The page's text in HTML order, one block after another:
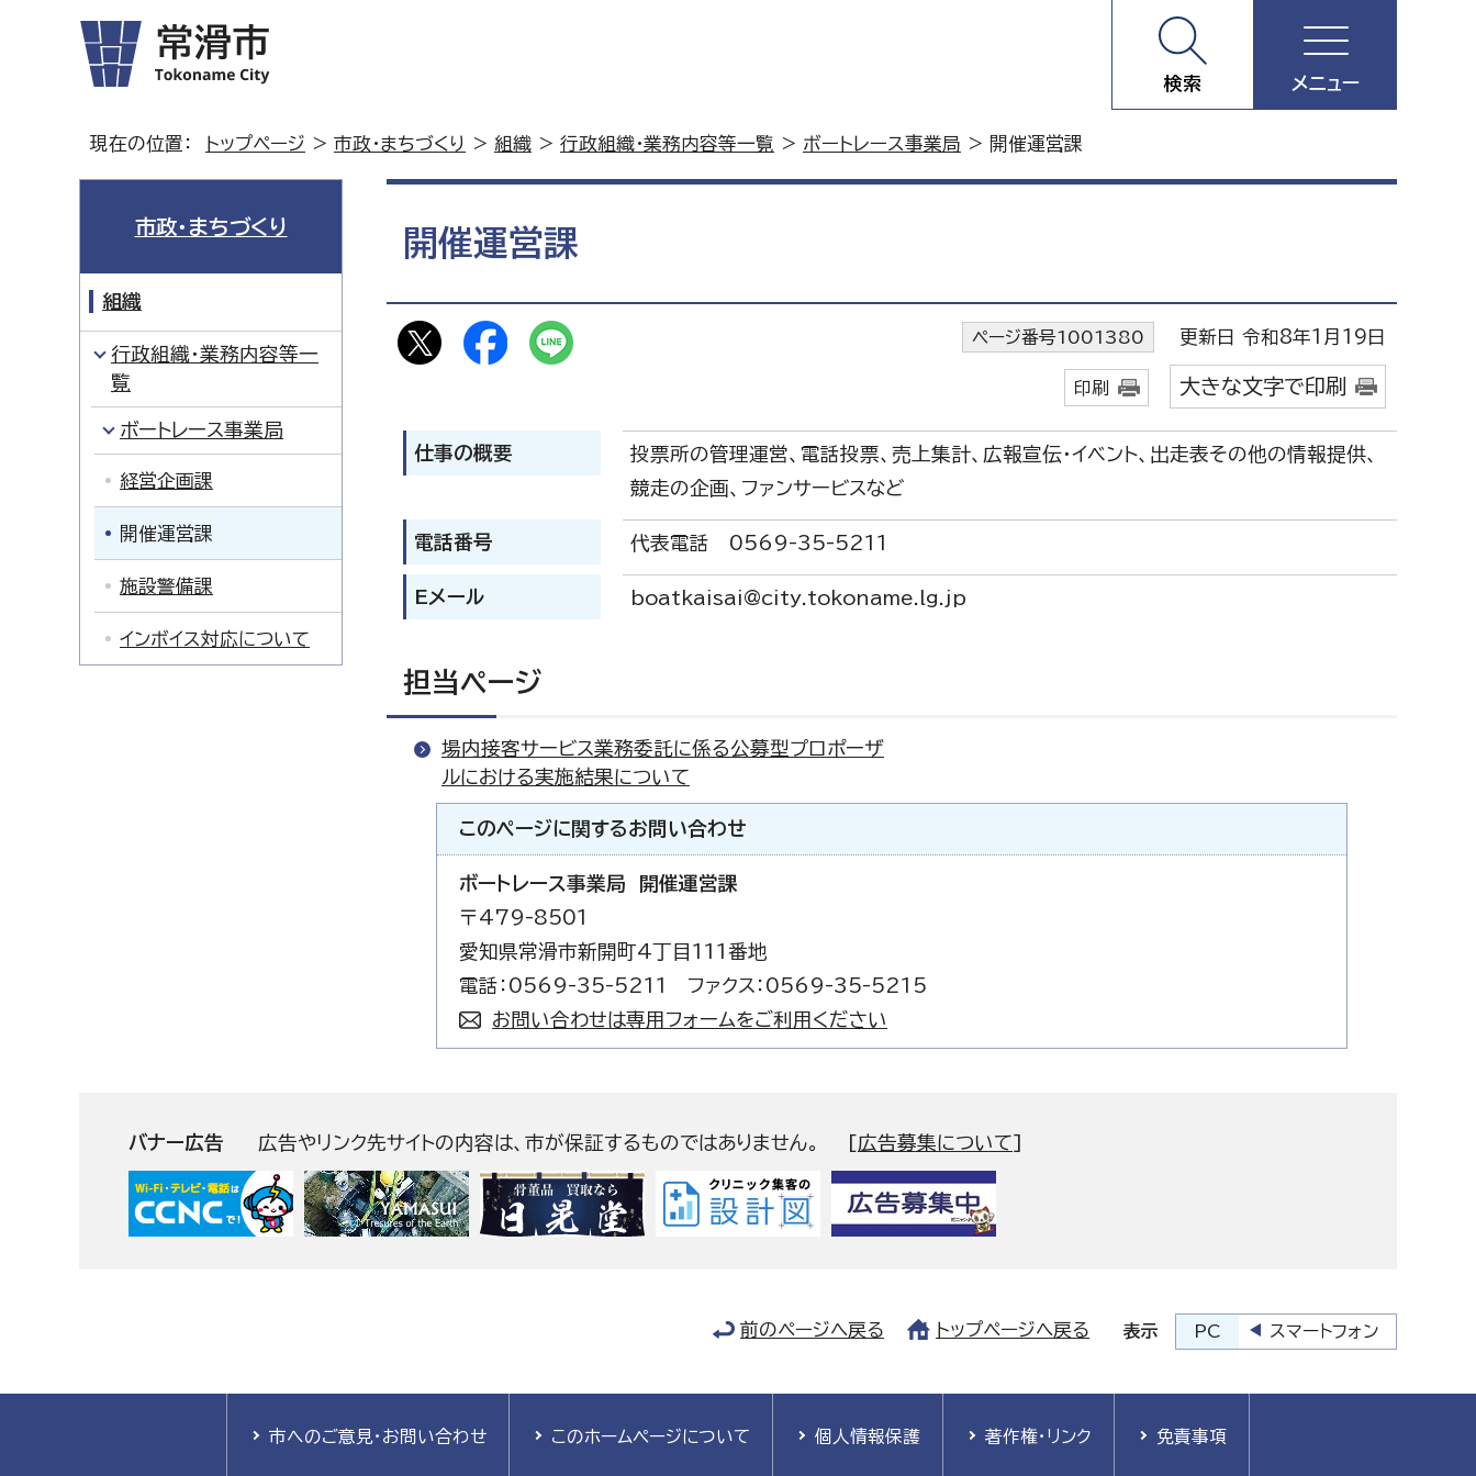
検索 メニュー
現在の位置： トップページ > 市政・まちづくり > 組織 > 行政組織・業務内容等一覧 > ボートレース事業局 > 開催運営課
開催運営課
ページ番号1001380 更新日 令和8年1月19日
印刷 大きな文字で印刷
仕事の概要
投票所の管理運営、電話投票、売上集計、広報宣伝・イベント、出走表その他の情報提供、
競走の企画、ファンサービスなど
電話番号 代表電話 0569-35-5211
Eメール boatkaisai@city.tokoname.lg.jp
担当ページ
場内接客サービス業務委託に係る公募型プロポーザ
ルにおける実施結果について
このページに関するお問い合わせ
ボートレース事業局 開催運営課
〒479-8501
愛知県常滑市新開町4丁目111番地
電話：0569-35-5211 ファクス：0569-35-5215
お問い合わせは専用フォームをご利用ください
市政・まちづくり
組織
行政組織・業務内容等一
覧
ボートレース事業局
経営企画課
開催運営課
施設警備課
インボイス対応について
バナー広告 広告やリンク先サイトの内容は、市が保証するものではありません。 [広告募集について]
前のページへ戻る トップページへ戻る 表示 PC スマートフォン
市へのご意見・お問い合わせ このホームページについて 個人情報保護 著作権・リンク 免責事項